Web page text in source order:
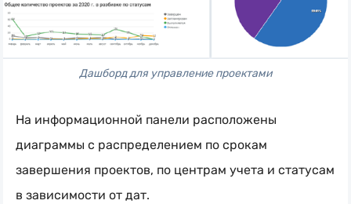
Дашборд для управление проектами
На информационной панели расположены
диаграммы с распределением по срокам
завершения проектов, по центрам учета и статусам
в зависимости от дат.